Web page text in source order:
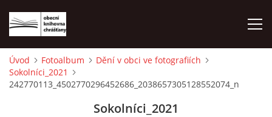
ÚVOD
Úvod Fotoalbum
Dění v obci ve fotografiích
Sokolníci_2021
242770113_4502770296452686_2038657305128552074_n
Sokolníci_2021